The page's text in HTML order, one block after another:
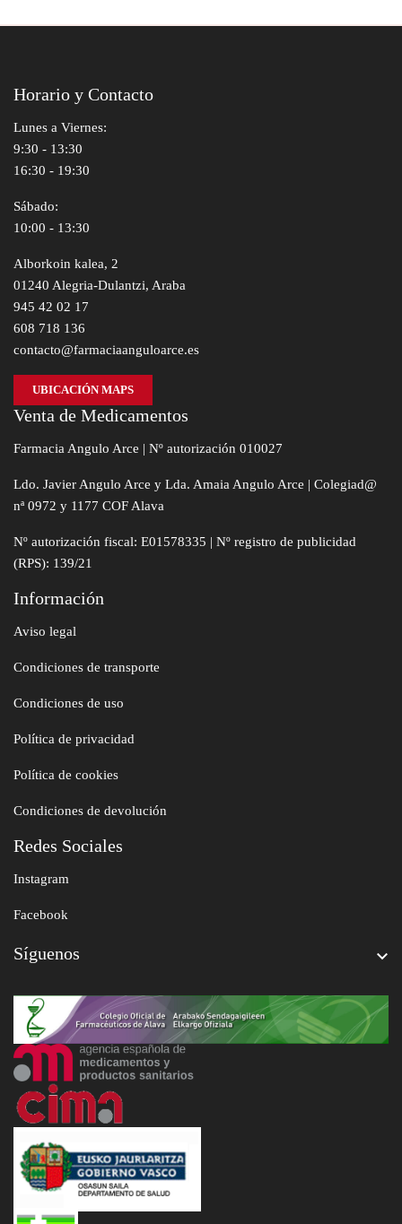
Horario y Contacto
Lunes a Viernes:
9:30 - 13:30
16:30 - 19:30
Sábado:
10:00 - 13:30
Alborkoin kalea, 2
01240 Alegria-Dulantzi, Araba
945 42 02 17
608 718 136
contacto@farmaciaanguloarce.es
UBICACIÓN MAPS
Venta de Medicamentos
Farmacia Angulo Arce | Nº autorización 010027
Ldo. Javier Angulo Arce y Lda. Amaia Angulo Arce | Colegiad@
nª 0972 y 1177 COF Alava
Nº autorización fiscal: E01578335 | Nº registro de publicidad
(RPS): 139/21
Información
Aviso legal
Condiciones de transporte
Condiciones de uso
Política de privacidad
Política de cookies
Condiciones de devolución
Redes Sociales
Instagram
Facebook
Síguenos 